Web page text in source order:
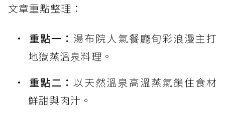
文章重點整理：
重點一： 湯布院人氣餐廳旬彩浪漫主打
地獄蒸溫泉料理。
重點二：以天然溫泉高溫蒸氣鎖住食材
鮮甜與肉汁。